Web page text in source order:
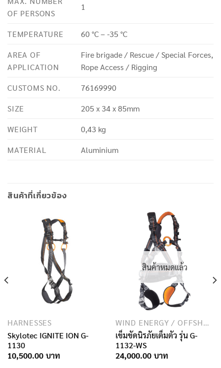
OF PERSONS
1
TEMPERATURE
60 °C – -35 °C
AREA OF
APPLICATION
Fire brigade / Rescue / Special Forces,
Rope Access / Rigging
CUSTOMS NO.
76169990
SIZE
205 x 34 x 85mm
WEIGHT
0,43 kg
MATERIAL
Aluminium
สินค้าที่เกี่ยวข้อง
HARNESSES
Skylotec IGNITE ION G-
1130
10,500.00
สินค้าหมดแล้ว
WIND ENERGY / OFFSHORE INDUSTRY
เข็มขัดนิรภัยเต็มตัว รุ่น G-
1132-WS
24,000.00